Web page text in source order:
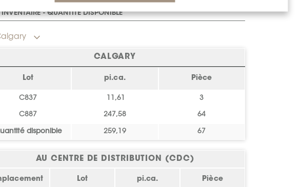
INVENTAIRE - QUANTITÉ DISPONIBLE
CALGARY
Lot pi.ca. Pièce
C837 11,61 3
C887 247,58 64
disponible 259,19 67
AU CENTRE DE DISTRIBUTION (CDC)
Lot pi.ca. Pièce